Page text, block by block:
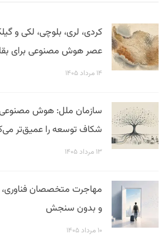
کردی، لری، بلوچی، لکی و
عصر هوش مصنوعی برای بقا
۱۴ مرداد ۱۴۰۵
سازمان ملل: هوش
شکاف توسعه را عمیق‌تر
۱۳ مرداد ۱۴۰۵
مهاجرت متخصصان فناوری،
و بدون سنجش
۱۰ مرداد ۱۴۰۵